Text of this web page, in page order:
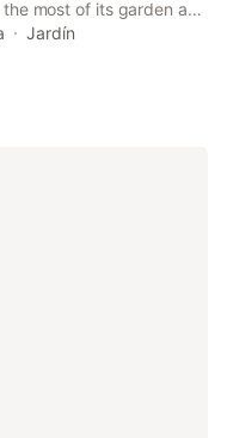
most of its garden and
a patio and an
Jardín